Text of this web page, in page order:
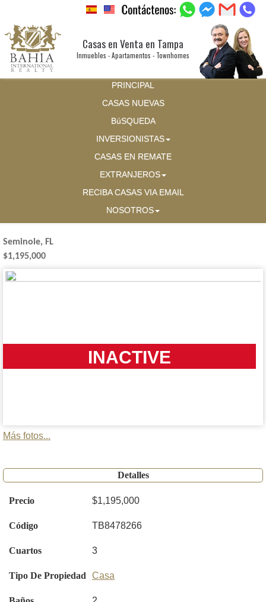
Casas en Venta en Tampa
Inmuebles - Apartamentos - Townhomes
PRINCIPAL
CASAS NUEVAS
BúSQUEDA
INVERSIONISTAS
CASAS EN REMATE
EXTRANJEROS
RECIBA CASAS VIA EMAIL
NOSOTROS
Seminole, FL
$1,195,000
INACTIVE
Más fotos...
Detalles
Precio $1,195,000
Código TB8478266
Cuartos 3
Tipo De Propiedad Casa